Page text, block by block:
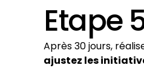
Etape
Après 30 jours,
ajustez les